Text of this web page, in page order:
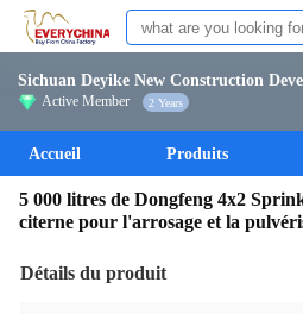
Sichuan Deyike New Construction
Active Member 2 Years
Accueil Produits
5 000 litres de Dongfeng 4x2
citerne pour l'arrosage et la
Détails du produit